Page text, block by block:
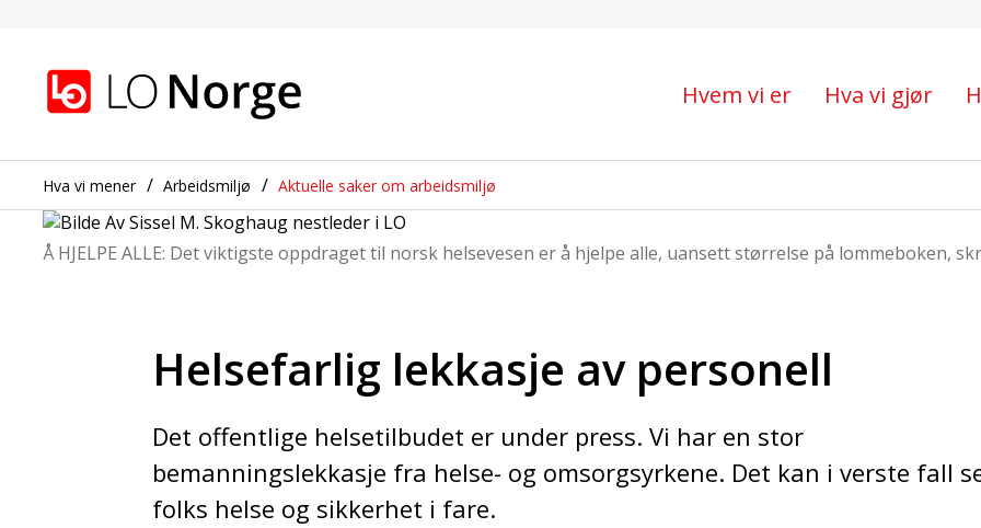
Hvem vi er Hva vi gjør
Hva vi mener Arbeidsmiljø Aktuelle saker om arbeidsmiljø
Å HJELPE ALLE: Det viktigste oppdraget til norsk helsevesen er å hjelpe alle, uansett størrelse på lommeboken,
Helsefarlig lekkasje av personell
Det offentlige helsetilbudet er under press. Vi har en stor
bemanningslekkasje fra helse- og omsorgsyrkene. Det kan i verste fall
folks helse og sikkerhet i fare.